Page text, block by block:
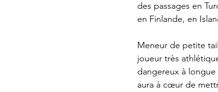
des passages en
en Finlande, en
Meneur de petite
joueur très
dangereux à
aura à cœur de